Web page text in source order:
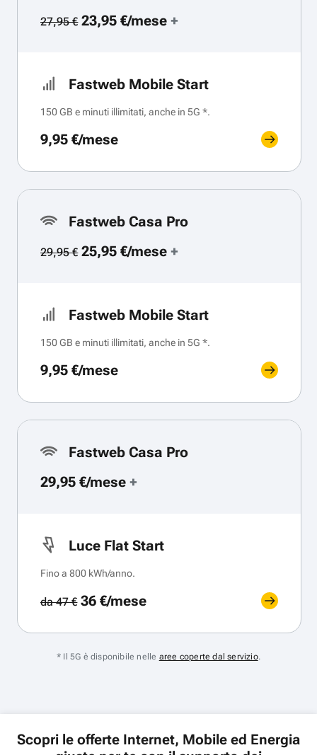
27,95 €23,95 €/mese+
Fastweb Mobile Start
150 GB e minuti illimitati, anche in 5G *.
9,95 €/mese
Fastweb Casa Pro
29,95 €25,95 €/mese+
Fastweb Mobile Start
150 GB e minuti illimitati, anche in 5G *.
9,95 €/mese
Fastweb Casa Pro
29,95 €/mese +
Luce Flat Start
Fino a 800 kWh/anno.
da 47 €36 €/mese
* Il 5G è disponibile nelle aree coperte dal servizio.
Scopri le offerte Internet, Mobile ed Energia